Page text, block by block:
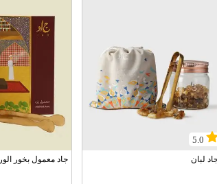
5.0
لبان جاد معمول بخور